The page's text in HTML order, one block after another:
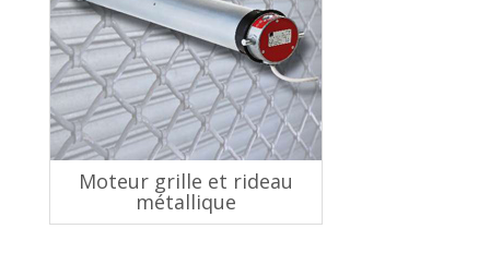
Moteur grille et rideau
métallique